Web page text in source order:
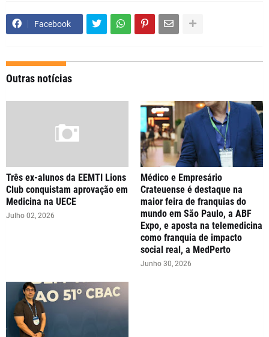
Facebook
Outras notícias
Três ex-alunos da EEMTI Lions
Club conquistam aprovação em
Medicina na UECE
Julho 02, 2026
Médico e Empresário
Crateuense é destaque na
maior feira de franquias do
mundo em São Paulo, a ABF
Expo, e aposta na telemedicina
como franquia de impacto
social real, a MedPerto
Junho 30, 2026